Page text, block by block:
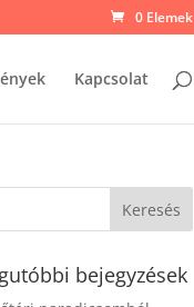
0 Elemek
Kapcsolat
bejegyzések